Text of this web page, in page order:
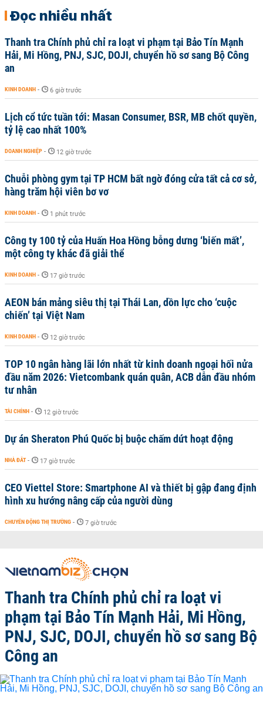
Đọc nhiều nhất
Thanh tra Chính phủ chỉ ra loạt vi phạm tại Bảo Tín Mạnh
Hải, Mi Hồng, PNJ, SJC, DOJI, chuyển hồ sơ sang Bộ Công
an
KINH DOANH - 6 giờ trước
Lịch cổ tức tuần tới: Masan Consumer, BSR, MB chốt quyền,
tỷ lệ cao nhất 100%
DOANH NGHIỆP - 12 giờ trước
Chuỗi phòng gym tại TP HCM bất ngờ đóng cửa tất cả cơ sở,
hàng trăm hội viên bơ vơ
KINH DOANH - 1 phút trước
Công ty 100 tỷ của Huấn Hoa Hồng bỗng dưng ‘biến mất’,
một công ty khác đã giải thể
KINH DOANH - 17 giờ trước
AEON bán mảng siêu thị tại Thái Lan, dồn lực cho ‘cuộc
chiến’ tại Việt Nam
KINH DOANH - 12 giờ trước
TOP 10 ngân hàng lãi lớn nhất từ kinh doanh ngoại hối nửa
đầu năm 2026: Vietcombank quán quân, ACB dẫn đầu nhóm
tư nhân
TÀI CHÍNH - 12 giờ trước
Dự án Sheraton Phú Quốc bị buộc chấm dứt hoạt động
NHÀ ĐẤT - 17 giờ trước
CEO Viettel Store: Smartphone AI và thiết bị gập đang định
hình xu hướng nâng cấp của người dùng
CHUYỂN ĐỘNG THỊ TRƯỜNG - 7 giờ trước
Thanh tra Chính phủ chỉ ra loạt vi
phạm tại Bảo Tín Mạnh Hải, Mi Hồng,
PNJ, SJC, DOJI, chuyển hồ sơ sang Bộ
Công an